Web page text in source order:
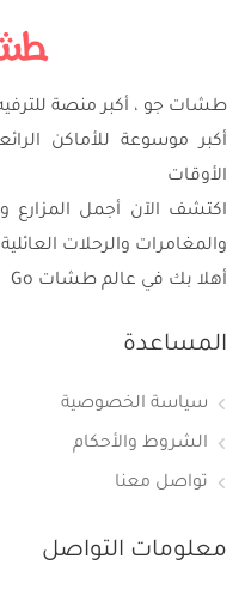
طشات جو ، أكبر منصة
أكبر موسوعة للأماكن
الأوقات
اكتشف الآن أجمل المزارع
والمغامرات والرحلات العائلية
أهلا بك في عالم طشات Go
المساعدة
سياسة الخصوصية
الشروط والأحكام
تواصل معنا
معلومات التواصل